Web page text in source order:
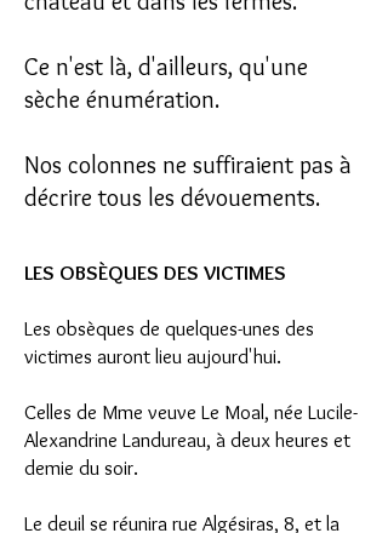
Ce n'est là, d'ailleurs, qu'une
sèche énumération.
Nos colonnes ne suffiraient pas à
décrire tous les dévouements.
LES OBSÈQUES DES VICTIMES
Les obsèques de quelques-unes des
victimes auront lieu aujourd'hui.
Celles de Mme veuve Le Moal, née Lucile-
Alexandrine Landureau, à deux heures et
demie du soir.
Le deuil se réunira rue Algésiras, 8, et la